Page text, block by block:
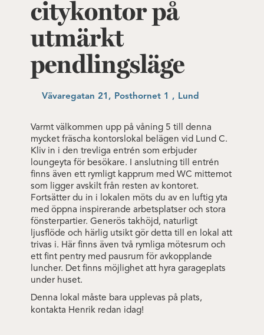
citykontor på
utmärkt
pendlingsläge
Vävaregatan 21, Posthornet 1 , Lund
Varmt välkommen upp på våning 5 till denna
mycket fräscha kontorslokal belägen vid Lund C.
Kliv in i den trevliga entrén som erbjuder
loungeyta för besökare. I anslutning till entrén
finns även ett rymligt kapprum med WC mittemot
som ligger avskilt från resten av kontoret.
Fortsätter du in i lokalen möts du av en luftig yta
med öppna inspirerande arbetsplatser och stora
fönsterpartier. Generös takhöjd, naturligt
ljusflöde och härlig utsikt gör detta till en lokal att
trivas i. Här finns även två rymliga mötesrum och
ett fint pentry med pausrum för avkopplande
luncher. Det finns möjlighet att hyra garageplats
under huset.
Denna lokal måste bara upplevas på plats,
kontakta Henrik redan idag!